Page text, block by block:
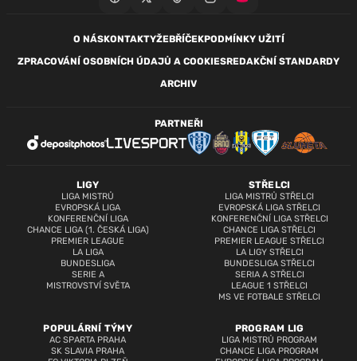
O NÁSKONTAKTYŽEBŘÍČEKPODMÍNKY UŽITÍ
ZPRACOVÁNÍ OSOBNÍCH ÚDAJŮ A COOKIESREDAKČNÍ STANDARDY
ARCHIV
LIGY
LIGA MISTRŮ
EVROPSKÁ LIGA
KONFERENČNÍ LIGA
CHANCE LIGA (1. ČESKÁ LIGA)
PREMIER LEAGUE
LA LIGA
BUNDESLIGA
SERIE A
MISTROVSTVÍ SVĚTA
STŘELCI
LIGA MISTRŮ STŘELCI
EVROPSKÁ LIGA STŘELCI
KONFERENČNÍ LIGA STŘELCI
CHANCE LIGA STŘELCI
PREMIER LEAGUE STŘELCI
LA LIGY STŘELCI
BUNDESLIGA STŘELCI
SERIA A STŘELCI
LEAGUE 1 STŘELCI
MS VE FOTBALE STŘELCI
POPULÁRNÍ TÝMY
AC SPARTA PRAHA
SK SLAVIA PRAHA
PROGRAM LIG
LIGA MISTRŮ PROGRAM
CHANCE LIGA PROGRAM
PARTNEŘI